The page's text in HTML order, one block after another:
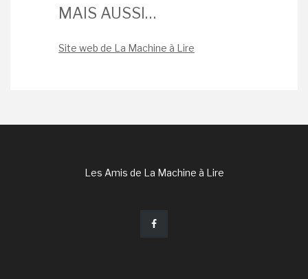
MAIS AUSSI…
Site web de La Machine à Lire
Les Amis de La Machine à Lire